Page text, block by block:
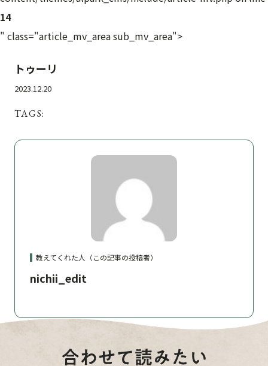
14
" class="article_mv_area sub_mv_area">
トゥーリ
2023.12.20
TAGS:
教えてくれた人（この記事の投稿者）
nichii_edit